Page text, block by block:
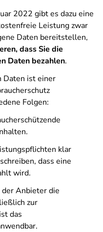
2022 gibt es dazu eine
Leistung zwar
Daten bereitstellen,
dass Sie die
Daten bezahlen.
Daten ist einer
Folgen:
klar
dass eine
wird.
Anbieter die
zur
das